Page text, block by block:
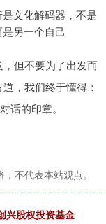
文化解码器，不是
另一个自己
但不要为了出发而
，我们终于懂得：
话的印章。
不代表本站观点。
兴股权投资基金